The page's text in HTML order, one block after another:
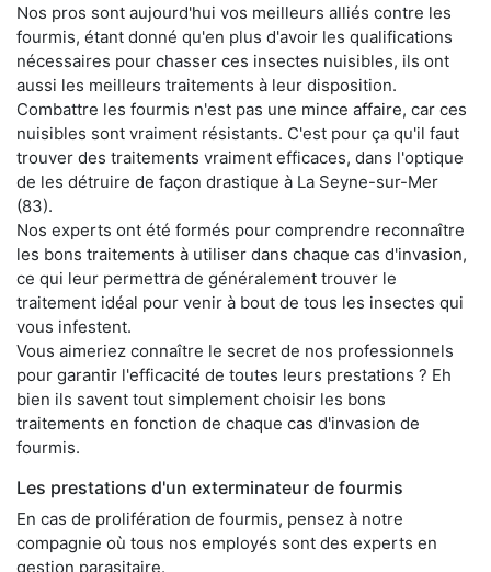
Nos pros sont aujourd'hui vos meilleurs alliés contre les
fourmis, étant donné qu'en plus d'avoir les qualifications
nécessaires pour chasser ces insectes nuisibles, ils ont
aussi les meilleurs traitements à leur disposition.
Combattre les fourmis n'est pas une mince affaire, car ces
nuisibles sont vraiment résistants. C'est pour ça qu'il faut
trouver des traitements vraiment efficaces, dans l'optique
de les détruire de façon drastique à La Seyne-sur-Mer
(83).
Nos experts ont été formés pour comprendre reconnaître
les bons traitements à utiliser dans chaque cas d'invasion,
ce qui leur permettra de généralement trouver le
traitement idéal pour venir à bout de tous les insectes qui
vous infestent.
Vous aimeriez connaître le secret de nos professionnels
pour garantir l'efficacité de toutes leurs prestations ? Eh
bien ils savent tout simplement choisir les bons
traitements en fonction de chaque cas d'invasion de
fourmis.
Les prestations d'un exterminateur de fourmis
En cas de prolifération de fourmis, pensez à notre
compagnie où tous nos employés sont des experts en
gestion parasitaire.